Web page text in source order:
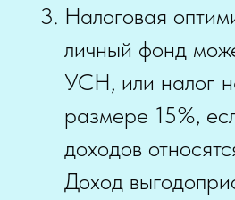
Налоговая
личный фонд
УСН, или налог
размере 15%,
доходов
Доход